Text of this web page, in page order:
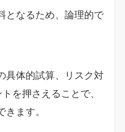
となるため、論理的で
具体的試算、リスク対
を押さえることで、
ます。